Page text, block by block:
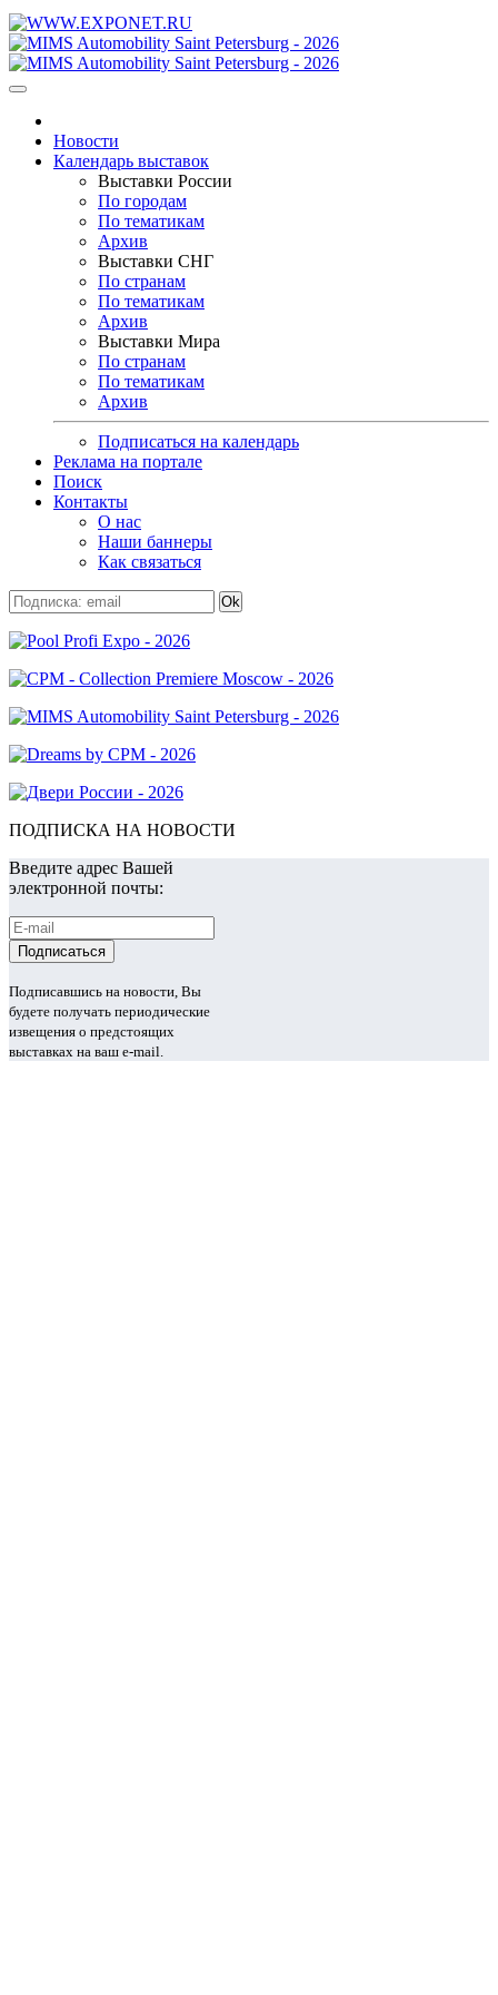
Новости
Календарь выставок
Выставки России
По городам
По тематикам
Архив
Выставки СНГ
По странам
По тематикам
Архив
Выставки Мира
По странам
По тематикам
Архив
Подписаться на календарь
Реклама на портале
Поиск
Контакты
О нас
Наши баннеры
Как связаться
ПОДПИСКА НА НОВОСТИ
Введите адрес Вашей
электронной почты:
Подписавшись на новости, Вы
будете получать периодические
извещения о предстоящих
выставках на ваш e-mail.